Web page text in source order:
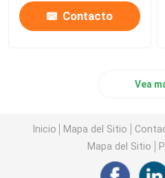
Contacto
Vea
Inicio Mapa del Sitio
Mapa del Sitio